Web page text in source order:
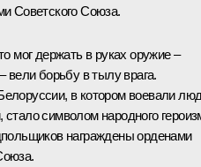
Советского Союза.
мог держать в руках оружие –
вели борьбу в тылу врага.
в котором воевали
символом народного
награждены орденами